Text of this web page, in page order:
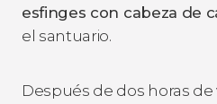
esfinges con cabeza de
el santuario.
Después de dos horas de